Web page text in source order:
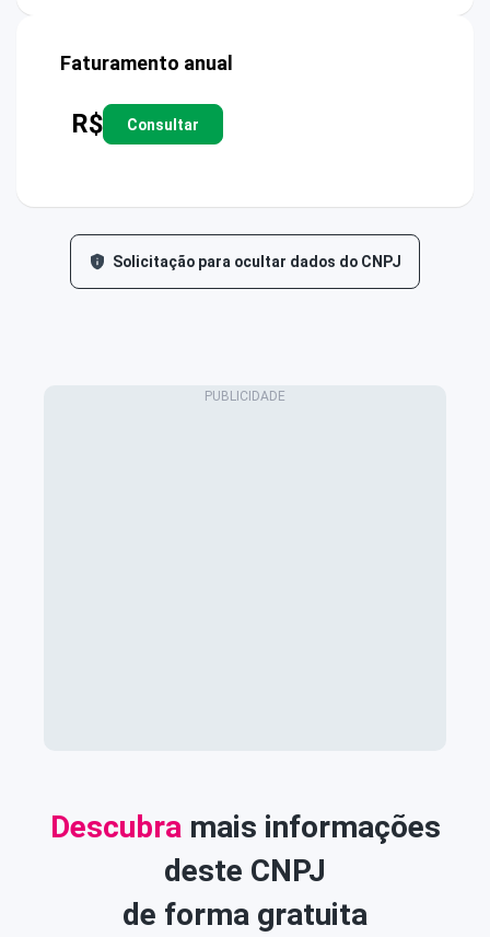
Faturamento anual
R$ Consultar
Solicitação para ocultar dados do CNPJ
Descubra mais informações
deste CNPJ
de forma gratuita